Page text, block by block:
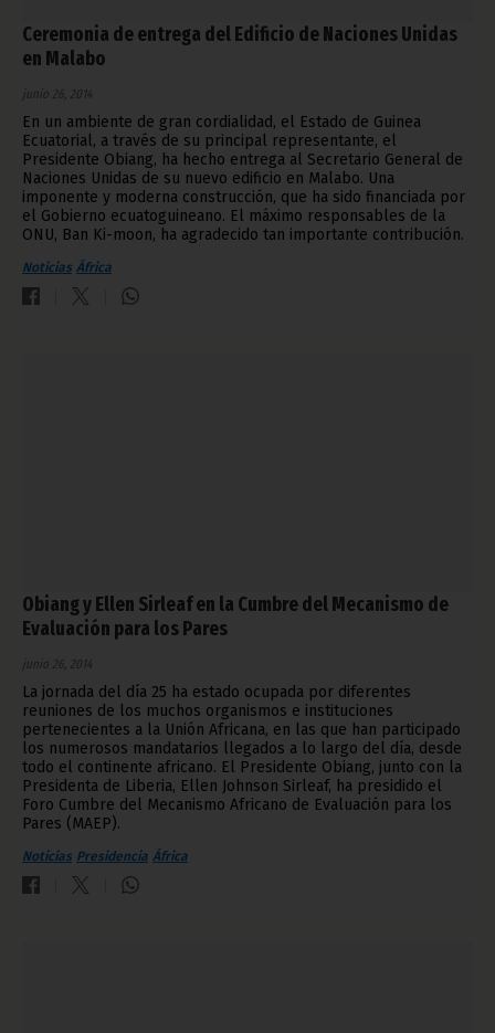
Ceremonia de entrega del Edificio de Naciones Unidas
en Malabo
junio 26, 2014
En un ambiente de gran cordialidad, el Estado de Guinea
Ecuatorial, a través de su principal representante, el
Presidente Obiang, ha hecho entrega al Secretario General de
Naciones Unidas de su nuevo edificio en Malabo. Una
imponente y moderna construcción, que ha sido financiada por
el Gobierno ecuatoguineano. El máximo responsables de la
ONU, Ban Ki-moon, ha agradecido tan importante contribución.
Noticias África
Obiang y Ellen Sirleaf en la Cumbre del Mecanismo de
Evaluación para los Pares
junio 26, 2014
La jornada del día 25 ha estado ocupada por diferentes
reuniones de los muchos organismos e instituciones
pertenecientes a la Unión Africana, en las que han participado
los numerosos mandatarios llegados a lo largo del día, desde
todo el continente africano. El Presidente Obiang, junto con la
Presidenta de Liberia, Ellen Johnson Sirleaf, ha presidido el
Foro Cumbre del Mecanismo Africano de Evaluación para los
Pares (MAEP).
Noticias Presidencia África